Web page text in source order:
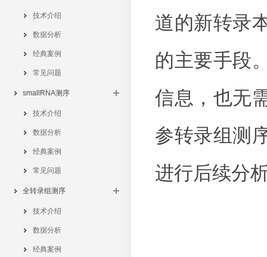
技术介绍
数据分析
经典案例
常见问题
smallRNA测序
技术介绍
数据分析
经典案例
常见问题
全转录组测序
技术介绍
数据分析
经典案例
道的新转录
的主要手段
信息，也无
参转录组测
进行后续分